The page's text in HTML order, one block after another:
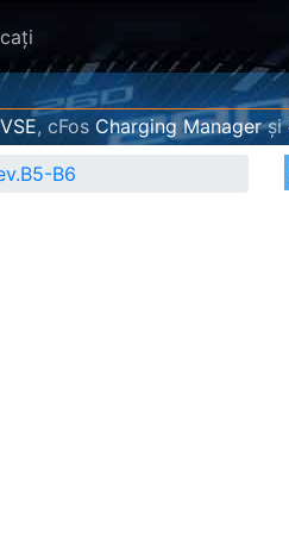
, cFos Charging Managerși
B6